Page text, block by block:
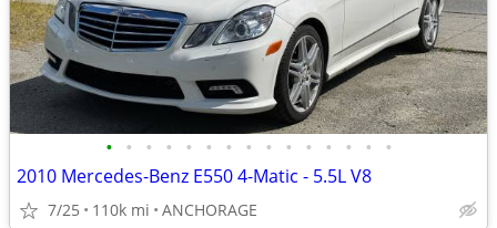
• • • • • • • • • • • • • • •
2010 Mercedes-Benz E550 4-Matic - 5.5L V8
7/25 110k mi ANCHORAGE